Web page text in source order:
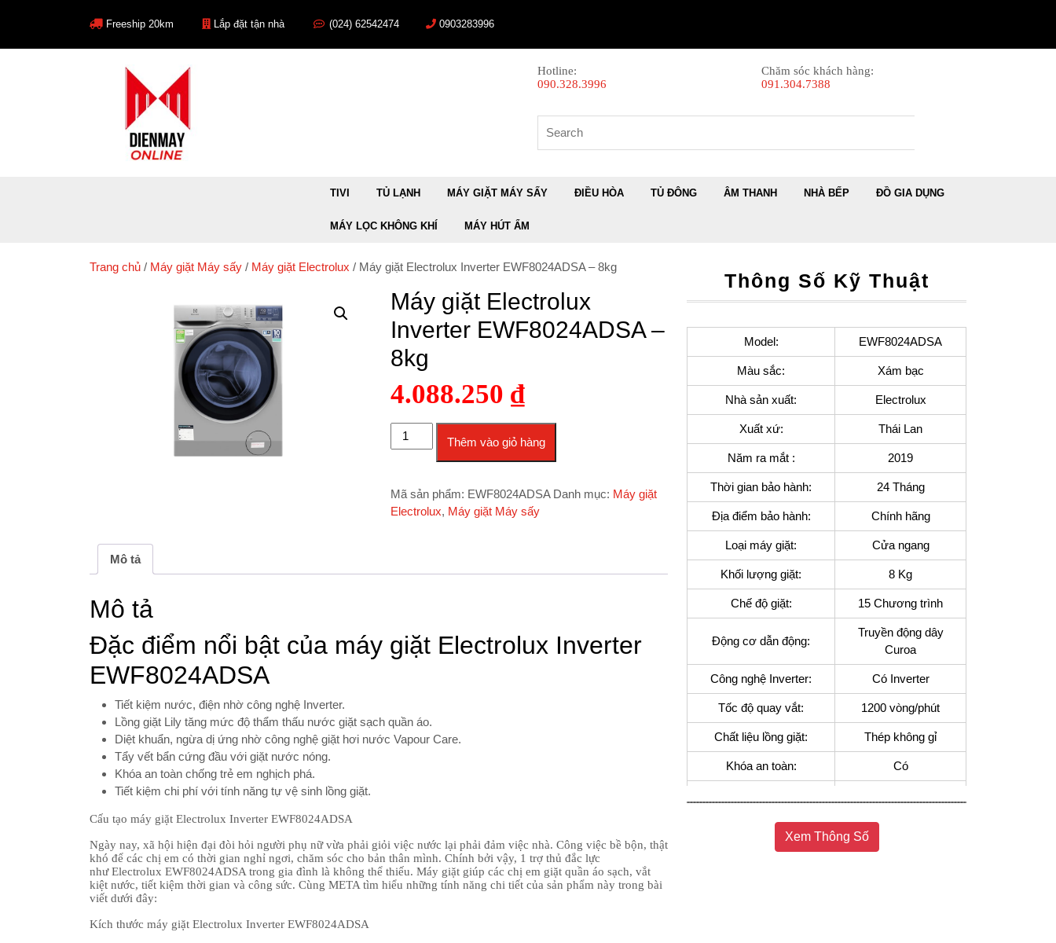
Freeship 20km Lắp đặt tận nhà (024) 62542474 0903283996
Hotline:
090.328.3996
Chăm sóc khách hàng:
091.304.7388
for:
TIVI TỦ LẠNH MÁY GIẶT MÁY SẤY ĐIỀU HÒA TỦ ĐÔNG ÂM THANH NHÀ BẾP ĐỒ GIA DỤNG
MÁY LỌC KHÔNG KHÍ MÁY HÚT ẨM
Trang chủ / Máy giặt Máy sấy / Máy giặt Electrolux / Máy giặt Electrolux Inverter EWF8024ADSA – 8kg
Máy giặt Electrolux
Inverter EWF8024ADSA –
8kg
4.088.250 ₫
Máy giặt Electrolux Inverter EWF8024ADSA - 8kg số lượng
Thêm vào giỏ hàng
Mã sản phẩm: EWF8024ADSA Danh mục: Máy giặt
Electrolux, Máy giặt Máy sấy
Mô tả
Mô tả
Đặc điểm nổi bật của máy giặt Electrolux Inverter
EWF8024ADSA
Tiết kiệm nước, điện nhờ công nghệ Inverter.
Lồng giặt Lily tăng mức độ thẩm thấu nước giặt sạch quần áo.
Diệt khuẩn, ngừa dị ứng nhờ công nghệ giặt hơi nước Vapour Care.
Tẩy vết bẩn cứng đầu với giặt nước nóng.
Khóa an toàn chống trẻ em nghịch phá.
Tiết kiệm chi phí với tính năng tự vệ sinh lồng giặt.
Cấu tạo máy giặt Electrolux Inverter EWF8024ADSA
Ngày nay, xã hội hiện đại đòi hỏi người phụ nữ vừa phải giỏi việc nước lại phải đảm việc nhà. Công việc bề bộn, thật
khó để các chị em có thời gian nghỉ ngơi, chăm sóc cho bản thân mình. Chính bởi vậy, 1 trợ thủ đắc lực
như Electrolux EWF8024ADSA trong gia đình là không thể thiếu. Máy giặt giúp các chị em giặt quần áo sạch, vắt
kiệt nước, tiết kiệm thời gian và công sức. Cùng META tìm hiểu những tính năng chi tiết của sản phẩm này trong bài
viết dưới đây:
Kích thước máy giặt Electrolux Inverter EWF8024ADSA
Thông Số Kỹ Thuật
Model: EWF8024ADSA
Màu sắc: Xám bạc
Nhà sản xuất: Electrolux
Xuất xứ: Thái Lan
Năm ra mắt : 2019
Thời gian bảo hành: 24 Tháng
Địa điểm bảo hành: Chính hãng
Loại máy giặt: Cửa ngang
Khối lượng giặt: 8 Kg
Chế độ giặt: 15 Chương trình
Động cơ dẫn động:
Truyền động dây
Curoa
Công nghệ Inverter: Có Inverter
Tốc độ quay vắt: 1200 vòng/phút
Chất liệu lồng giặt: Thép không gỉ
Khóa an toàn: Có
Khối lượng sản phẩm
Xem Thông Số